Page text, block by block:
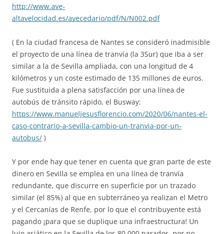
http://www.ave-
altavelocidad.es/avecedario/pdf/N/N002.pdf
( En la ciudad francesa de Nantes se consideró inadmisible
el proyecto de una línea de tranvía (la 3Sur) que iba a ser
similar a la de Sevilla ampliada, con una longitud de 4
kilómetros y un coste estimado de 135 millones de euros.
Fue sustituida a plena satisfacción por una línea de
autobús de tránsito rápido, el Busway:
https://www.manueljesusflorencio.com/2020/06/nantes-el-
caso-contrario-a-sevilla-cambio-un-tranvia-por-un-
autobus/ )
Y por ende hay que tener en cuenta que gran parte de este
dinero en Sevilla se emplea en una línea de tranvía
redundante, que discurre en superficie por un trazado
similar (el 85%) al que en subterráneo ya realizan el Metro
y el Cercanías de Renfe, por lo que el contribuyente está
pagando ¡para que se duplique una infraestructura! Un